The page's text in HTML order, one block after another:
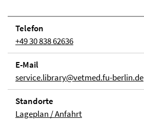
Telefon
+49 30 838 62636
E-Mail
service.library@vetmed.fu-berlin.de
Stand­orte
Lageplan / Anfahrt